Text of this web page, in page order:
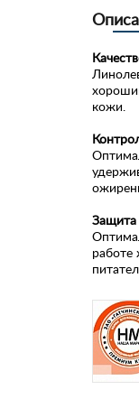
кожи.
работе